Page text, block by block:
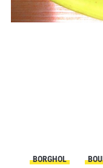
BORGHOL